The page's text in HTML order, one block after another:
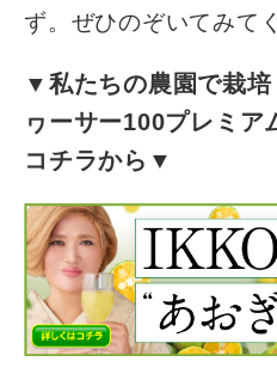
ず。ぜひのぞいてみて
▼私たちの農園で栽培
ヮーサー100プレミア
コチラから▼